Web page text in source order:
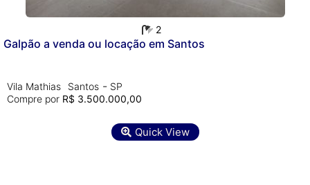
2
Galpão a venda ou locação em Santos
Vila Mathias Santos - SP
Compre por R$ 3.500.000,00
Quick View